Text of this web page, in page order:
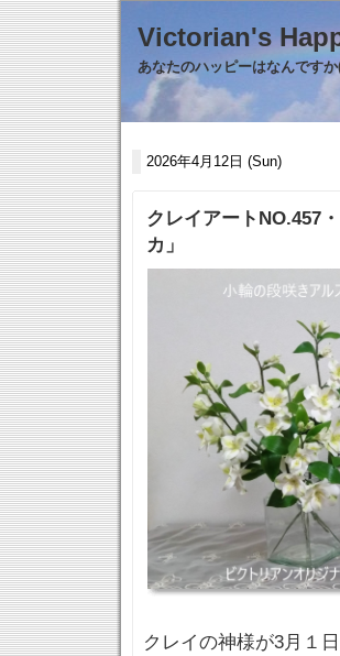
Victorian's
あなたのハッピーはなんで
2026年4月12日 (Sun)
クレイアートNO.457
カ」
クレイの神様が3月１